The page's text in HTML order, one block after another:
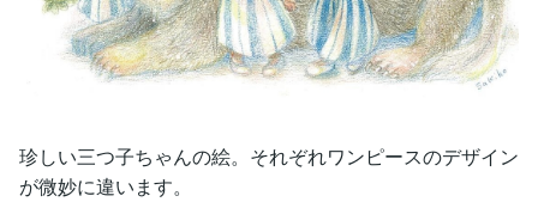
珍しい三つ子ちゃんの絵。それぞれワンピースのデザイン
が微妙に違います。